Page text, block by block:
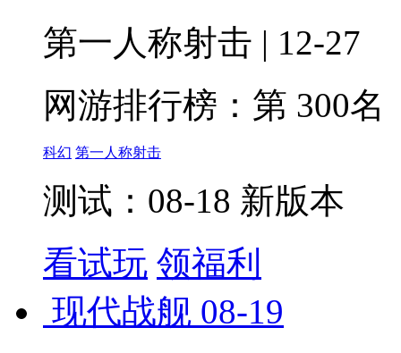
第一人称射击 | 12-27
网游排行榜： 第 300名
科幻 第一人称射击
测试：08-18 新版本
看试玩 领福利
现代战舰 08-19